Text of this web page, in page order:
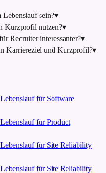
sein?▾
Kurzprofil nutzen?▾
Recruiter interessanter?▾
Karriereziel und Kurzprofil?▾
für Software
für Product
für Site Reliability
für Site Reliability